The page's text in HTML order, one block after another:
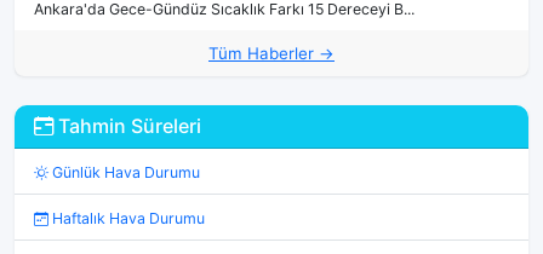
Ankara'da Gece-Gündüz Sıcaklık Farkı 15 Dereceyi B...
Tüm Haberler →
Tahmin Süreleri
Günlük Hava Durumu
Haftalık Hava Durumu